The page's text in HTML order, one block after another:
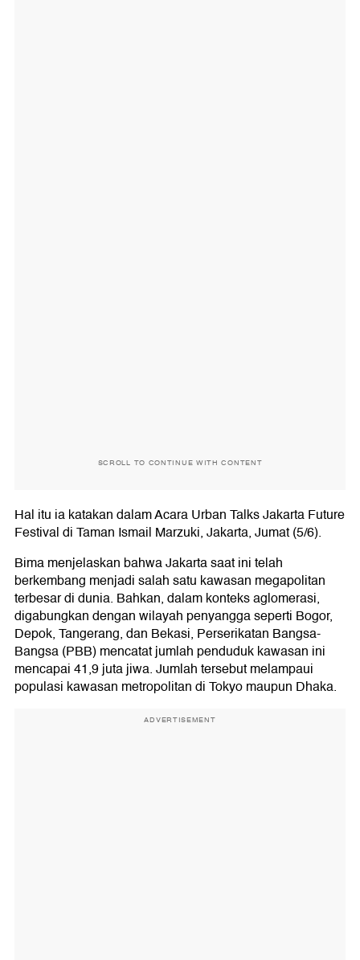
SCROLL TO CONTINUE WITH CONTENT
Hal itu ia katakan dalam Acara Urban Talks Jakarta Future
Festival di Taman Ismail Marzuki, Jakarta, Jumat (5/6).
Bima menjelaskan bahwa Jakarta saat ini telah
berkembang menjadi salah satu kawasan megapolitan
terbesar di dunia. Bahkan, dalam konteks aglomerasi,
digabungkan dengan wilayah penyangga seperti Bogor,
Depok, Tangerang, dan Bekasi, Perserikatan Bangsa-
Bangsa (PBB) mencatat jumlah penduduk kawasan ini
mencapai 41,9 juta jiwa. Jumlah tersebut melampaui
populasi kawasan metropolitan di Tokyo maupun Dhaka.
ADVERTISEMENT